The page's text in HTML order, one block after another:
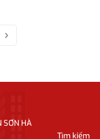
SƠN HÀ
Tìm kiếm